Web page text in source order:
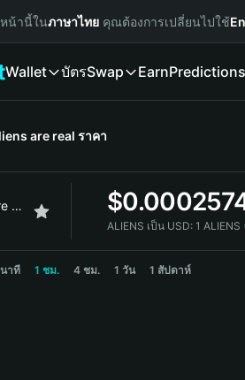
น้านี้ในภาษาไทย คุณต้องการเปลี่ยนไปใช้
Wallet บัตรSwap EarnPredictions
are real ราคา
Aliens are real $
ALIENS เป็น USD: 1
าที 1 ชม. 4 ชม. 1 วัน 1 สัปดาห์